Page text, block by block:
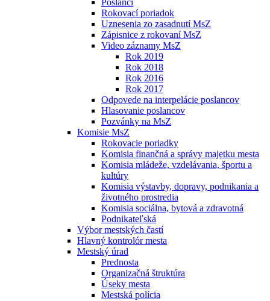
Poslanci
Rokovací poriadok
Uznesenia zo zasadnutí MsZ
Zápisnice z rokovaní MsZ
Video záznamy MsZ
Rok 2019
Rok 2018
Rok 2016
Rok 2017
Odpovede na interpelácie poslancov
Hlasovanie poslancov
Pozvánky na MsZ
Komisie MsZ
Rokovacie poriadky
Komisia finančná a správy majetku mesta
Komisia mládeže, vzdelávania, športu a
kultúry
Komisia výstavby, dopravy, podnikania a
životného prostredia
Komisia sociálna, bytová a zdravotná
Podnikateľská
Výbor mestských častí
Hlavný kontrolór mesta
Mestský úrad
Prednosta
Organizačná štruktúra
Úseky mesta
Mestská polícia